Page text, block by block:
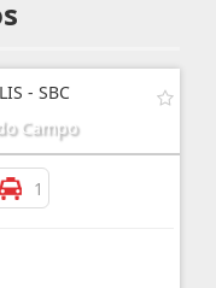
- SBC
Campo
1